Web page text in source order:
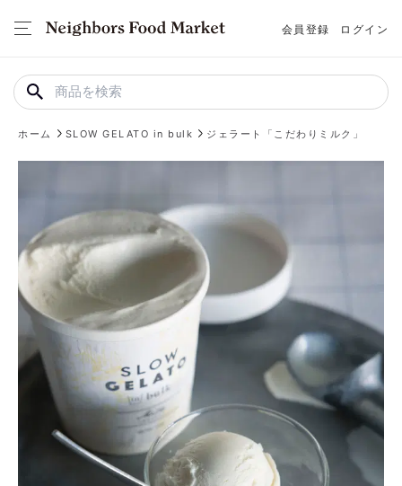
会員登録 ログイン
ホーム SLOW GELATO in bulk ジェラート「こだわりミルク」